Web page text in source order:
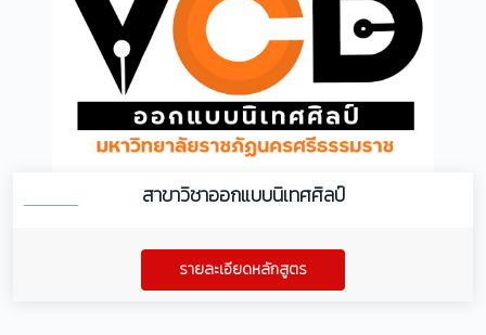
สาขาวิชาออกแบบนิเทศศิลป์
รายละเอียดหลักสูตร